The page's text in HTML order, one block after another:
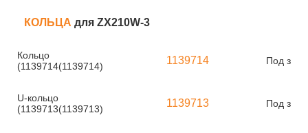
КОЛЬЦА для ZX210W-3
Кольцо
(1139714(1139714)
1139714 Под
U-кольцо
(1139713(1139713)
1139713 Под